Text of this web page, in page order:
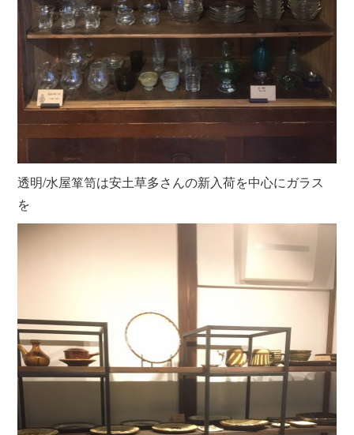
透明/水屋箪笥は安土草多さんの新入荷を中心にガラス
を